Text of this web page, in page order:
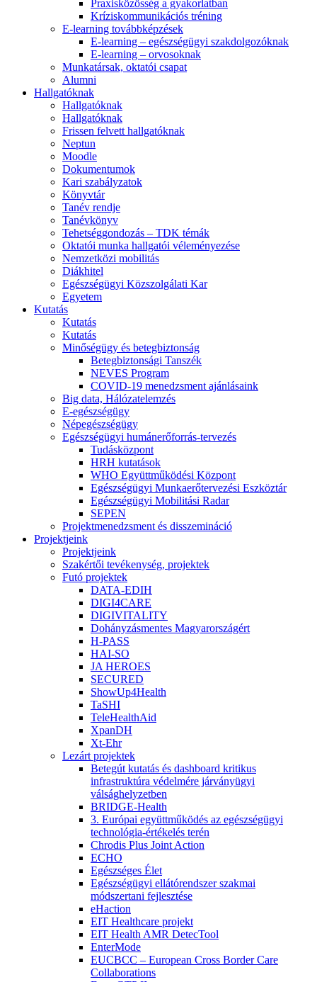
Praxisközösség a gyakorlatban
Kríziskommunikációs tréning
E-learning továbbképzések
E-learning – egészségügyi szakdolgozóknak
E-learning – orvosoknak
Munkatársak, oktatói csapat
Alumni
Hallgatóknak
Hallgatóknak
Hallgatóknak
Frissen felvett hallgatóknak
Neptun
Moodle
Dokumentumok
Kari szabályzatok
Könyvtár
Tanév rendje
Tanévkönyv
Tehetséggondozás – TDK témák
Oktatói munka hallgatói véleményezése
Nemzetközi mobilitás
Diákhitel
Egészségügyi Közszolgálati Kar
Egyetem
Kutatás
Kutatás
Kutatás
Minőségügy és betegbiztonság
Betegbiztonsági Tanszék
NEVES Program
COVID-19 menedzsment ajánlásaink
Big data, Hálózatelemzés
E-egészségügy
Népegészségügy
Egészségügyi humánerőforrás-tervezés
Tudásközpont
HRH kutatások
WHO Együttműködési Központ
Egészségügyi Munkaerőtervezési Eszköztár
Egészségügyi Mobilitási Radar
SEPEN
Projektmenedzsment és disszemináció
Projektjeink
Projektjeink
Szakértői tevékenység, projektek
Futó projektek
DATA-EDIH
DIGI4CARE
DIGIVITALITY
Dohányzásmentes Magyarországért
H-PASS
HAI-SO
JA HEROES
SECURED
ShowUp4Health
TaSHI
TeleHealthAid
XpanDH
Xt-Ehr
Lezárt projektek
Betegút kutatás és dashboard kritikus
infrastruktúra védelmére járványügyi
válsághelyzetben
BRIDGE-Health
3. Európai együttműködés az egészségügyi
technológia-értékelés terén
Chrodis Plus Joint Action
ECHO
Egészséges Élet
Egészségügyi ellátórendszer szakmai
módszertani fejlesztése
eHaction
EIT Healthcare projekt
EIT Health AMR DetecTool
EnterMode
EUCBCC – European Cross Border Care
Collaborations